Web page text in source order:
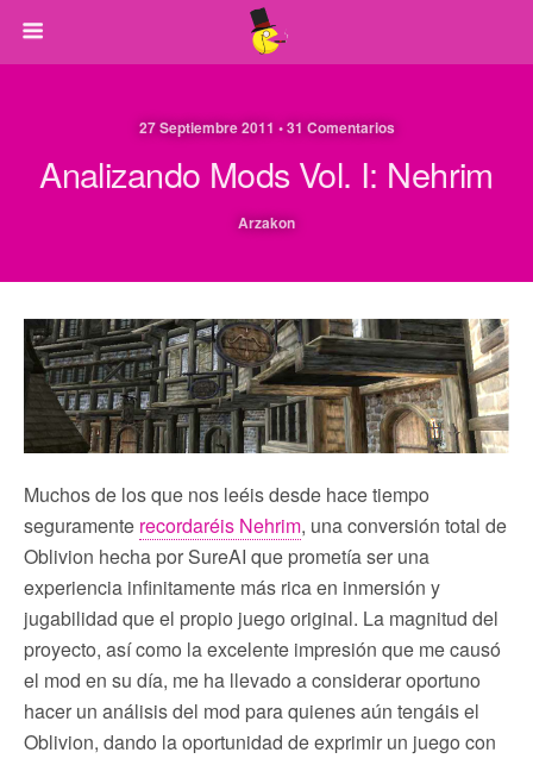
27 Septiembre 2011 • 31 Comentarios
Analizando Mods Vol. I: Nehrim
Arzakon
Muchos de los que nos leéis desde hace tiempo
seguramente recordaréis Nehrim, una conversión total de
Oblivion hecha por SureAI que prometía ser una
experiencia infinitamente más rica en inmersión y
jugabilidad que el propio juego original. La magnitud del
proyecto, así como la excelente impresión que me causó
el mod en su día, me ha llevado a considerar oportuno
hacer un análisis del mod para quienes aún tengáis el
Oblivion, dando la oportunidad de exprimir un juego con